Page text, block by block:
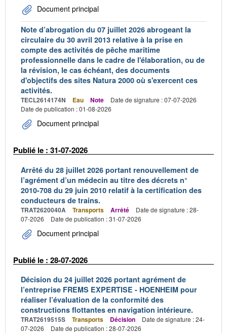
Document principal
Note d’abrogation du 07 juillet 2026 abrogeant la
circulaire du 30 avril 2013 relative à la prise en
compte des activités de pêche maritime
professionnelle dans le cadre de l'élaboration, ou de
la révision, le cas échéant, des documents
d'objectifs des sites Natura 2000 où s'exercent ces
activités.
TECL2614174N Eau Note
Date de signature : 07-07-2026
Date de publication : 01-08-2026
Document principal
Publié le : 31-07-2026
Arrêté du 28 juillet 2026 portant renouvellement de
l’agrément d’un médecin au titre des décrets n°
2010-708 du 29 juin 2010 relatif à la certification des
conducteurs de trains.
TRAT2620040A Transports Arrêté
Date de signature : 28-
07-2026
Date de publication : 31-07-2026
Document principal
Publié le : 28-07-2026
Décision du 24 juillet 2026 portant agrément de
l’entreprise FREMS EXPERTISE - HOENHEIM pour
réaliser l’évaluation de la conformité des
constructions flottantes en navigation intérieure.
TRAT2619515S Transports Décision
Date de signature : 24-
07-2026
Date de publication : 28-07-2026